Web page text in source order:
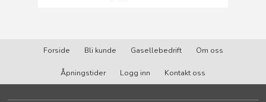
Forside Bli kunde Gasellebedrift Om oss
Åpningstider Logg inn Kontakt oss